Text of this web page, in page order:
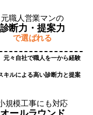
​元職人営業マンの
診断力・提案力
​で選ばれる
元々自社で職人を一から経験
キルによる高い診断力と提案
規模工事にも対応